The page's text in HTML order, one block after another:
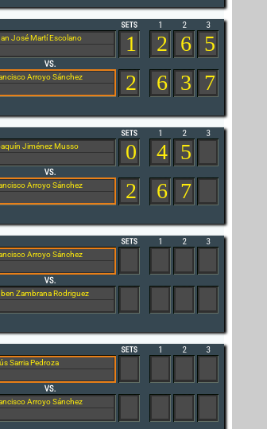
José Martí Escolano
Arroyo Sánchez
1
2
2 6 5
6 3 7
Jiménez Musso
Arroyo Sánchez
0
2
4 5
6 7
Arroyo Sánchez
Zambrana Rodriguez
Sarria Pedroza
Arroyo Sánchez